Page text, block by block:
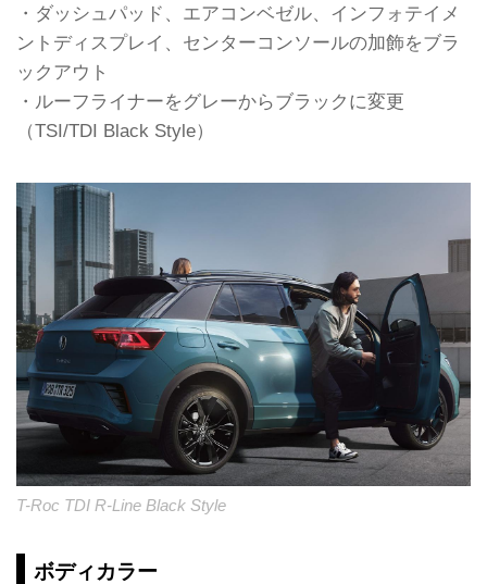
・ダッシュパッド、エアコンベゼル、インフォテイメ
ントディスプレイ、センターコンソールの加飾をブラ
ックアウト
・ルーフライナーをグレーからブラックに変更
（TSI/TDI Black Style）
T-Roc TDI R-Line Black Style
ボディカラー